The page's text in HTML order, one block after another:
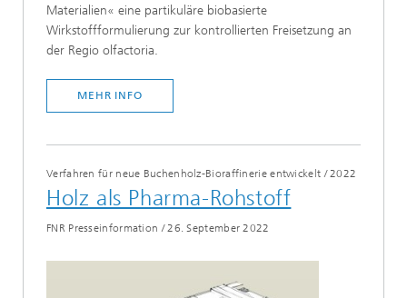
Materialien« eine partikuläre biobasierte
Wirkstoffformulierung zur kontrollierten Freisetzung an
der Regio olfactoria.
MEHR INFO
Verfahren für neue Buchenholz-Bioraffinerie entwickelt/2022
Holz als Pharma-Rohstoff
FNR Presseinformation /26. September 2022